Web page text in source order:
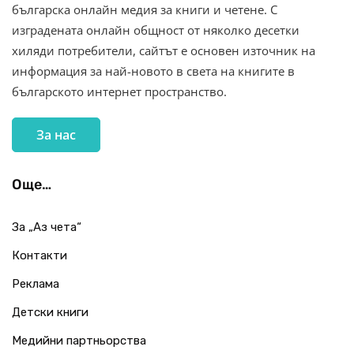
българска онлайн медия за книги и четене. С
изградената онлайн общност от няколко десетки
хиляди потребители, сайтът е основен източник на
информация за най-новото в света на книгите в
българското интернет пространство.
За нас
Още…
За „Аз чета“
Контакти
Реклама
Детски книги
Медийни партньорства